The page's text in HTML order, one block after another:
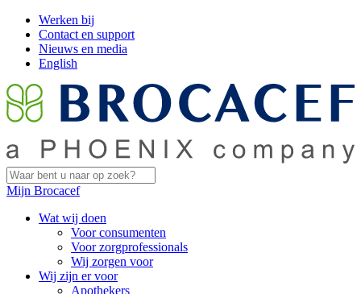
Werken bij
Contact en support
Nieuws en media
English
Mijn Brocacef
Wat wij doen
Voor consumenten
Voor zorgprofessionals
Wij zorgen voor
Wij zijn er voor
Apothekers